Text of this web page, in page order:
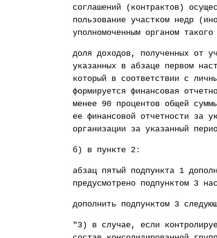
соглашений (контрактов)
пользование участком недр
уполномоченным органом
доля доходов, полученных от
указанных в абзаце первом
который в соответствии с
формируется финансовая
менее 90 процентов общей
ее финансовой отчетности за
организации за указанный
б) в пункте 2:
абзац пятый подпункта 1
предусмотрено подпунктом 3
дополнить подпунктом 3
"3) в случае, если